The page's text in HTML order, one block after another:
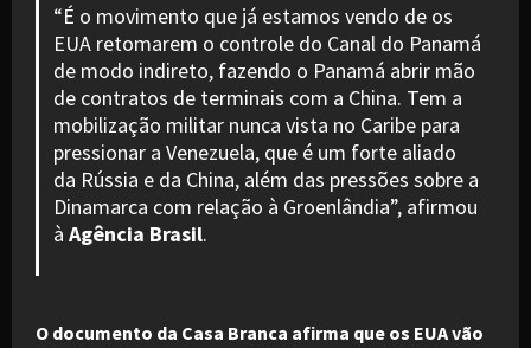
“É o movimento que já estamos vendo de os
EUA retomarem o controle do Canal do Panamá
de modo indireto, fazendo o Panamá abrir mão
de contratos de terminais com a China. Tem a
mobilização militar nunca vista no Caribe para
pressionar a Venezuela, que é um forte aliado
da Rússia e da China, além das pressões sobre a
Dinamarca com relação à Groenlândia”, afirmou
à Agência Brasil.
O documento da Casa Branca afirma que os EUA vão